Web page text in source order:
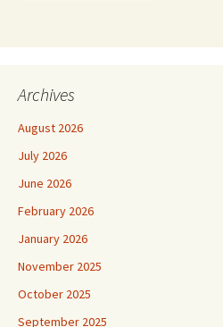
Archives
August 2026
July 2026
June 2026
February 2026
January 2026
November 2025
October 2025
September 2025